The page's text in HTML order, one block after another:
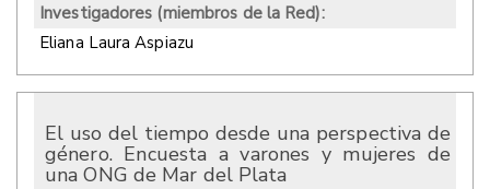
Investigadores (miembros de la Red):
Eliana Laura Aspiazu
El uso del tiempo desde una perspectiva de
género. Encuesta a varones y mujeres de
una ONG de Mar del Plata